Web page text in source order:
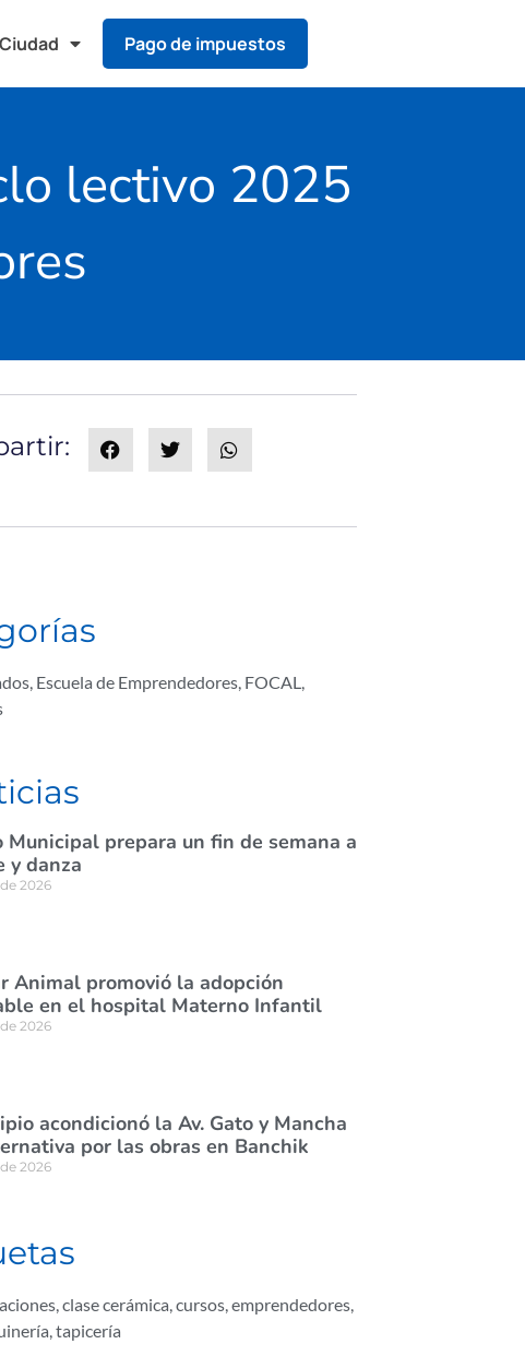
Pago de impuestos
lectivo 2025
, Escuela de Emprendedores, FOCAL,
Municipal prepara un fin de semana a
y danza
2026
Animal promovió la adopción
en el hospital Materno Infantil
2026
acondicionó la Av. Gato y Mancha
por las obras en Banchik
2026
,clase cerámica,cursos,emprendedores,
,tapicería